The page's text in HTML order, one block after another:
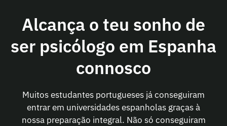
Alcança o teu sonho de
ser psicólogo em Espanha
connosco
Muitos estudantes portugueses já conseguiram
entrar em universidades espanholas graças à
nossa preparação integral. Não só conseguiram